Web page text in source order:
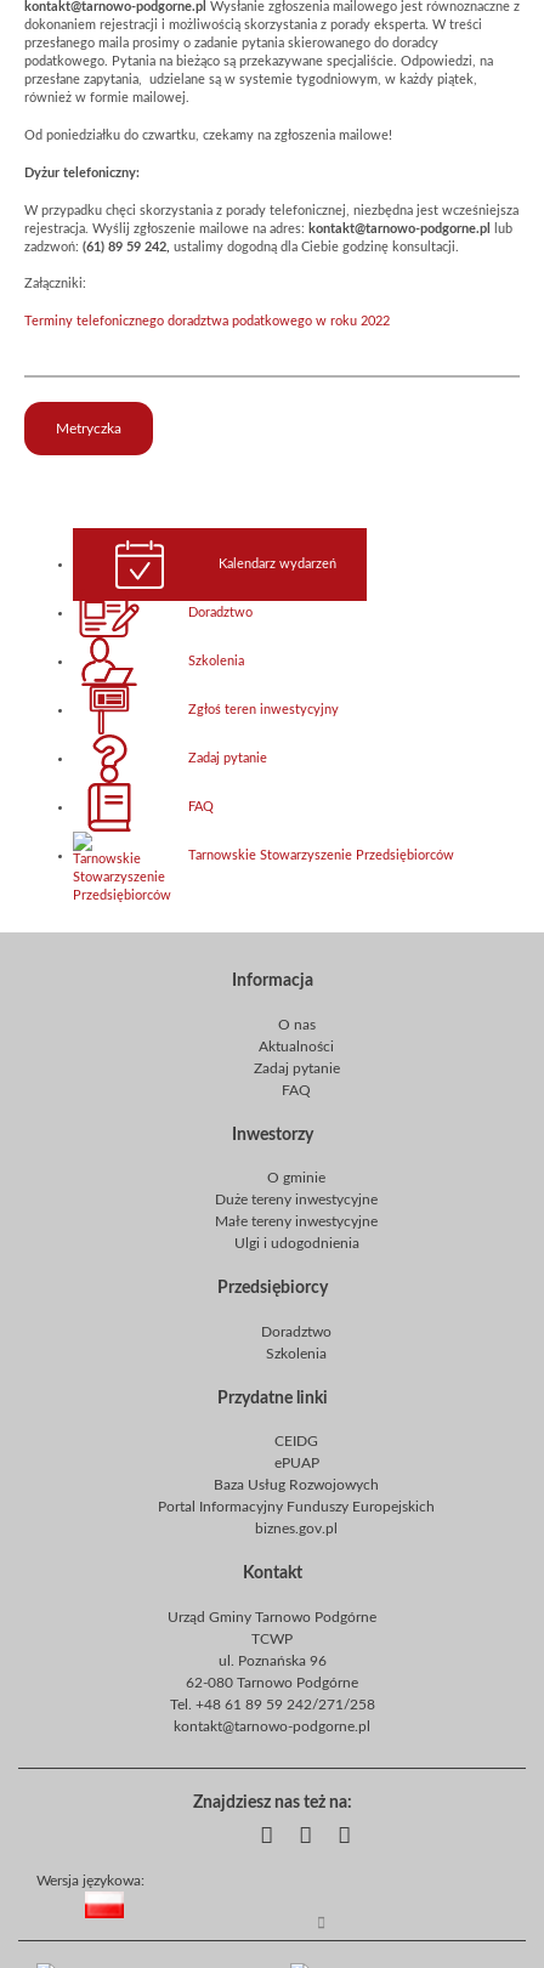
kontakt@tarnowo-podgorne.pl Wysłanie zgłoszenia mailowego jest równoznaczne z
dokonaniem rejestracji i możliwością skorzystania z porady eksperta. W treści
przesłanego maila prosimy o zadanie pytania skierowanego do doradcy
podatkowego. Pytania na bieżąco są przekazywane specjaliście. Odpowiedzi, na
przesłane zapytania, udzielane są w systemie tygodniowym, w każdy piątek,
również w formie mailowej.
Od poniedziałku do czwartku, czekamy na zgłoszenia mailowe!
Dyżur telefoniczny:
W przypadku chęci skorzystania z porady telefonicznej, niezbędna jest wcześniejsza
rejestracja. Wyślij zgłoszenie mailowe na adres: kontakt@tarnowo-podgorne.pl
lub
zadzwoń: (61) 89 59 242, ustalimy dogodną dla Ciebie godzinę konsultacji.
Załączniki:
Terminy telefonicznego doradztwa podatkowego w roku 2022
Metryczka
Kalendarz wydarzeń
Doradztwo
Szkolenia
Zgłoś teren inwestycyjny
Zadaj pytanie
FAQ
Tarnowskie Stowarzyszenie Przedsiębiorców
Informacja
O nas
Aktualności
Zadaj pytanie
FAQ
Inwestorzy
O gminie
Duże tereny inwestycyjne
Małe tereny inwestycyjne
Ulgi i udogodnienia
Przedsiębiorcy
Doradztwo
Szkolenia
Przydatne linki
CEIDG
ePUAP
Baza Usług Rozwojowych
Portal Informacyjny Funduszy Europejskich
biznes.gov.pl
Kontakt
Urząd Gminy Tarnowo Podgórne
TCWP
ul. Poznańska 96
62-080 Tarnowo Podgórne
Tel. +48 61 89 59 242/271/258
kontakt@tarnowo-podgorne.pl
Znajdziesz nas też na:
Wersja językowa: